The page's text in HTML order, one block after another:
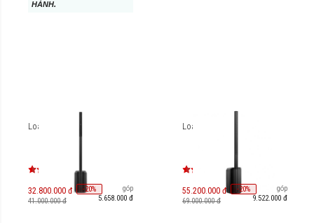
HÀNH.
Loa Bose L1 Pro8
32.800.000 đ -20%
41.000.000 đ
Trả góp
5.658.000 đ
Loa Bose L1 Pro16
55.200.000 đ -20%
69.000.000 đ
Trả góp
9.522.000 đ